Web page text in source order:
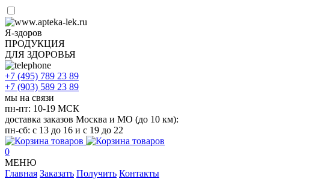
Я-здоров
ПРОДУКЦИЯ
ДЛЯ ЗДОРОВЬЯ
+7 (495) 789 23 89
+7 (903) 589 23 89
мы на связи
пн-пт: 10-19 МСК
доставка заказов Москва и МО (до 10 км):
пн-сб: с 13 до 16 и с 19 до 22
0
МЕНЮ
Главная Заказать Получить Контакты